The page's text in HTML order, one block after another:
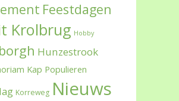
Feestdagen
Krolbrug Hobby
Hunzestrook
Kap Populieren
Korreweg Nieuws